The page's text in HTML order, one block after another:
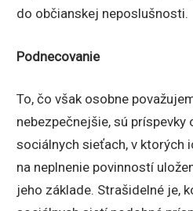
do občianskej neposlušnosti.
Podnecovanie
To, čo však osobne
nebezpečnejšie, sú príspevky
sociálnych sieťach, v ktorých
na neplnenie povinností
jeho základe. Strašidelné je,